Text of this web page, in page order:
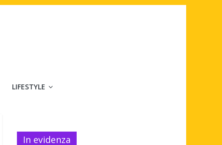
LIFESTYLE
In evidenza